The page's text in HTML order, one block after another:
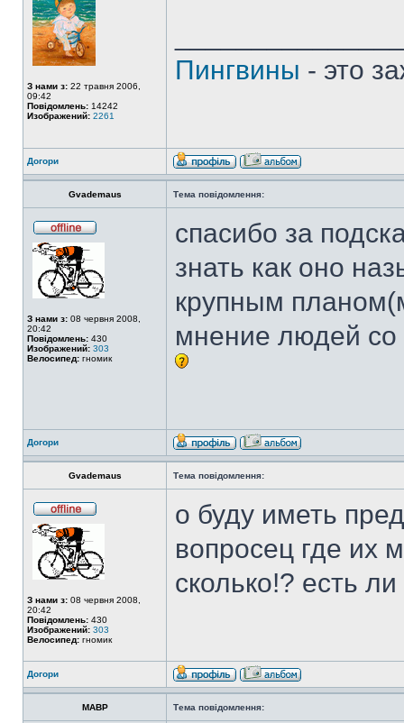
З нами з: 22 травня 2006,
09:42
Повідомлень: 14242
Изображений: 2261
Пингвины - это
Догори
Gvademaus Тема повідомлення:
З нами з: 08 червня 2008,
20:42
Повідомлень: 430
Изображений: 303
Велосипед: гномик
спасибо за
знать как оно
крупным
мнение людей со
Догори
Gvademaus Тема повідомлення:
З нами з: 08 червня 2008,
20:42
Повідомлень: 430
Изображений: 303
Велосипед: гномик
о буду иметь
вопросец где их
сколько!? есть
Догори
MABP Тема повідомлення: